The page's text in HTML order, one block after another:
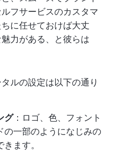
フサービスのカスタマ
に任せておけば大丈
力がある、と彼らは
ルの設定は以下の通り
グ：ロゴ、色、フォント
の一部のようになじみの
ます。